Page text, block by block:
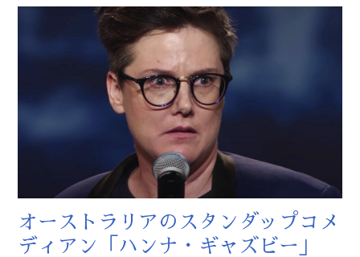
オーストラリアのスタンダップコメ
ディアン「ハンナ・ギャズビー」